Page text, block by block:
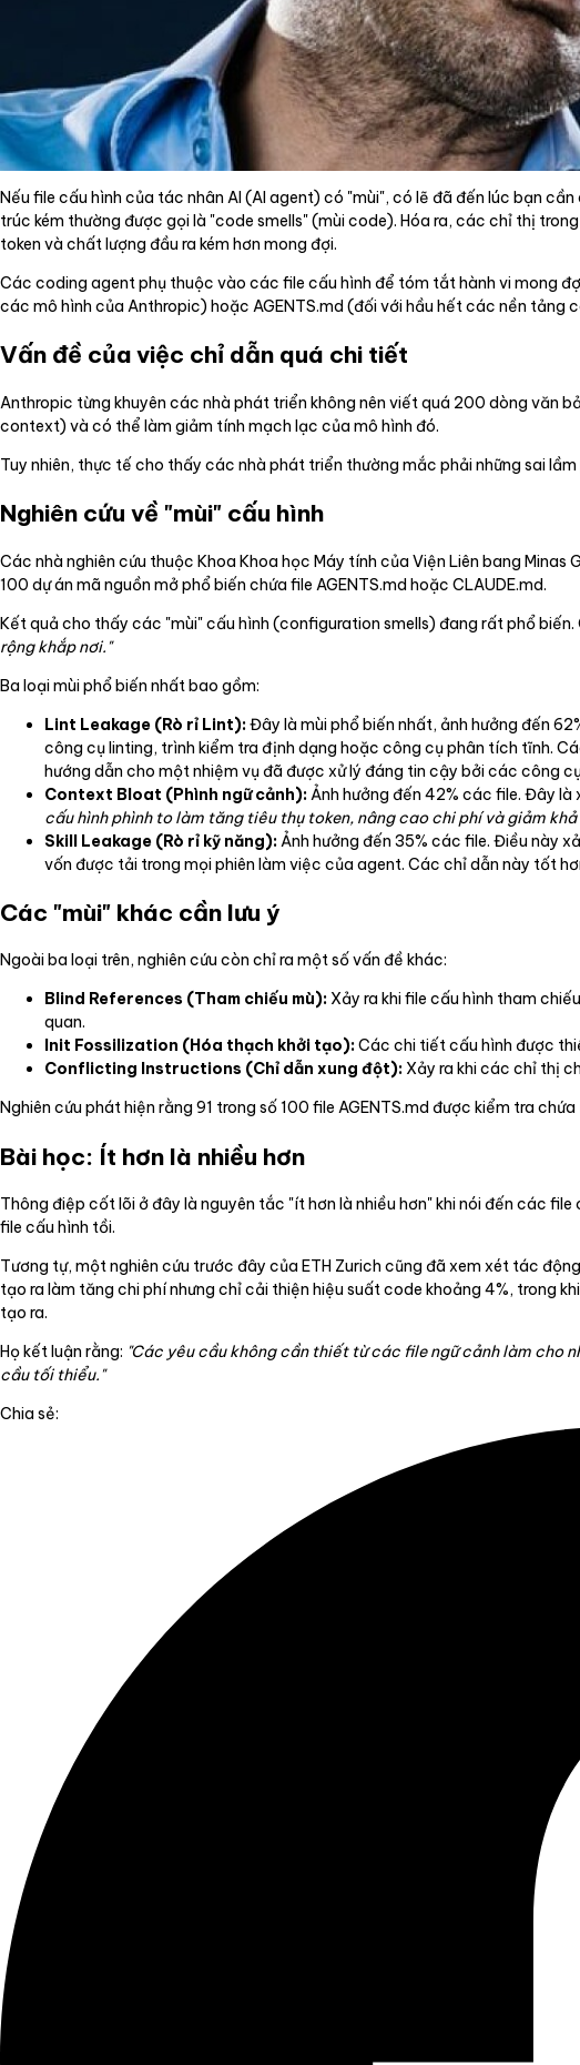
Nếu file cấu hình của tác nhân AI (AI agent) có "mùi", có lẽ đã đến lúc bạn
trúc kém thường được gọi là "code smells" (mùi code). Hóa ra, các chỉ thị
token và chất lượng đầu ra kém hơn mong đợi.
Các coding agent phụ thuộc vào các file cấu hình để tóm tắt hành vi mong
các mô hình của Anthropic) hoặc AGENTS.md (đối với hầu hết các nền tảng
Vấn đề của việc chỉ dẫn quá chi tiết
Anthropic từng khuyên các nhà phát triển không nên viết quá 200 dòng văn
context) và có thể làm giảm tính mạch lạc của mô hình đó.
Tuy nhiên, thực tế cho thấy các nhà phát triển thường mắc phải những sai
Nghiên cứu về "mùi" cấu hình
Các nhà nghiên cứu thuộc Khoa Khoa học Máy tính của Viện Liên bang
100 dự án mã nguồn mở phổ biến chứa file AGENTS.md hoặc CLAUDE.md.
Kết quả cho thấy các "mùi" cấu hình (configuration smells) đang rất phổ
rộng khắp nơi."
Ba loại mùi phổ biến nhất bao gồm:
Lint Leakage (Rò rỉ Lint):Đây là mùi phổ biến nhất, ảnh hưởng đến
công cụ linting, trình kiểm tra định dạng hoặc công cụ phân tích tĩnh.
hướng dẫn cho một nhiệm vụ đã được xử lý đáng tin cậy bởi các công
Context Bloat (Phình ngữ cảnh): Ảnh hưởng đến 42% các file. Đây
cấu hình phình to làm tăng tiêu thụ token, nâng cao chi phí và giảm
Skill Leakage (Rò rỉ kỹ năng): Ảnh hưởng đến 35% các file. Điều này
vốn được tải trong mọi phiên làm việc của agent. Các chỉ dẫn này tốt
Các "mùi" khác cần lưu ý
Ngoài ba loại trên, nghiên cứu còn chỉ ra một số vấn đề khác:
Blind References (Tham chiếu mù): Xảy ra khi file cấu hình tham
quan.
Init Fossilization (Hóa thạch khởi tạo):Các chi tiết cấu hình được
Conflicting Instructions (Chỉ dẫn xung đột): Xảy ra khi các chỉ thị
Nghiên cứu phát hiện rằng 91 trong số 100 file AGENTS.md được kiểm tra
Bài học: Ít hơn là nhiều hơn
Thông điệp cốt lõi ở đây là nguyên tắc "ít hơn là nhiều hơn" khi nói đến các
file cấu hình tồi.
Tương tự, một nghiên cứu trước đây của ETH Zurich cũng đã xem xét tác
tạo ra làm tăng chi phí nhưng chỉ cải thiện hiệu suất code khoảng 4%, trong
tạo ra.
Họ kết luận rằng: "Các yêu cầu không cần thiết từ các file ngữ cảnh làm cho
cầu tối thiểu."
Chia sẻ: